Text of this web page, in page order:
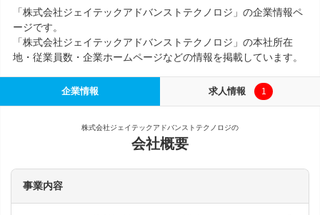
「株式会社ジェイテックアドバンストテクノロジ」の企業情報ペ
ージです。
「株式会社ジェイテックアドバンストテクノロジ」の本社所在
地・従業員数・企業ホームページなどの情報を掲載しています。
企業情報 求人情報 1
株式会社ジェイテックアドバンストテクノロジの
会社概要
事業内容